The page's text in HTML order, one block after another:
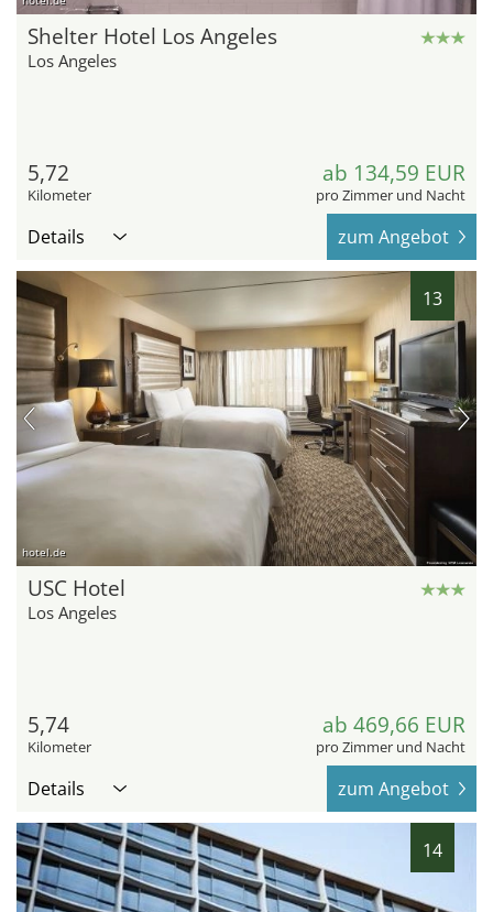
Shelter Hotel Los Angeles
Los Angeles
5,72
Kilometer
ab 134,59 EUR
pro Zimmer und Nacht
Details zum Angebot
13
hotel.de
USC Hotel
Los Angeles
5,74
Kilometer
ab 469,66 EUR
pro Zimmer und Nacht
Details zum Angebot
14